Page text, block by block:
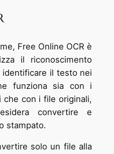
Free Online OCR è
il riconoscimento
il testo nei
funziona sia con i
che con i file originali,
convertire e
stampato.
solo un file alla